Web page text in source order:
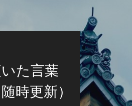
た言葉
随時更新）